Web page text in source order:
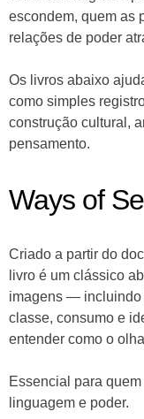
escondem, quem as
relações de poder
Os livros abaixo
como simples
construção cultural,
pensamento.
Ways of
Criado a partir do
livro é um clássico
imagens — incluindo
classe, consumo e
entender como o
Essencial para
linguagem e poder.